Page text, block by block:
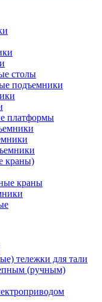
столы
подъемники
платформы
краны)
краны
тележки для тали
(ручным)